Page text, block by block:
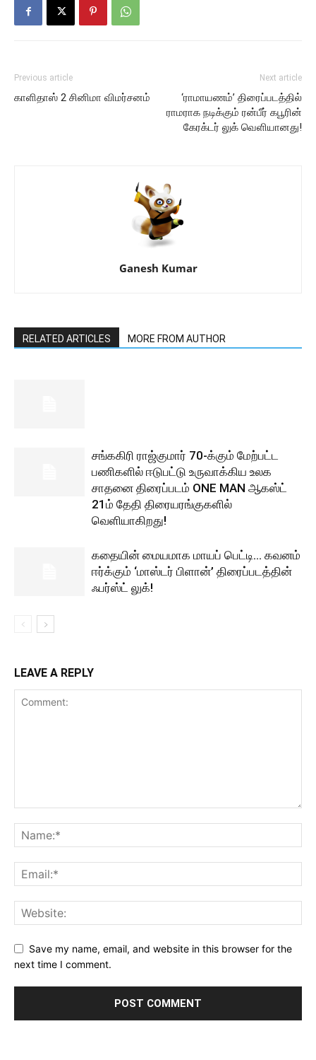
Previous article
காளிதாஸ் 2 சினிமா விமர்சனம்
Next article
‘ராமாயணம்’ திரைப்படத்தில்
ராமராக நடிக்கும் ரன்பீர் கபூரின்
கேரக்டர் லுக் வெளியானது!
Ganesh Kumar
RELATED ARTICLES MORE FROM AUTHOR
சங்ககிரி ராஜ்குமார் 70-க்கும் மேற்பட்ட
பணிகளில் ஈடுபட்டு உருவாக்கிய உலக
சாதனை திரைப்படம் ONE MAN ஆகஸ்ட்
21ம் தேதி திரையரங்குகளில்
வெளியாகிறது!
கதையின் மையமாக மாயப் பெட்டி… கவனம்
ஈர்க்கும் ‘மாஸ்டர் பிளான்’ திரைப்படத்தின்
ஃபர்ஸ்ட் லுக்!
LEAVE A REPLY
Save my name, email, and website in this browser for the
next time I comment.